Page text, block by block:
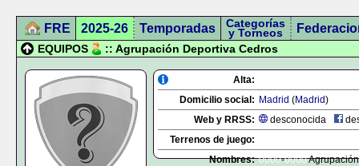
FRE 2025-26 Temporadas Categorías
y Torneos
EQUIPOS :: Agrupación Deportiva Cedros
Alta:
Domicilio social: Madrid (Madrid)
Web y RRSS:
desconocida
Terrenos de juego:
Nombres: 0000-0000